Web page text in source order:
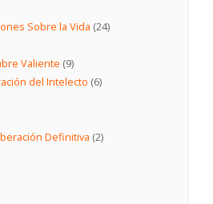
Sobre la Vida (24)
Valiente (9)
del Intelecto (6)
Definitiva (2)